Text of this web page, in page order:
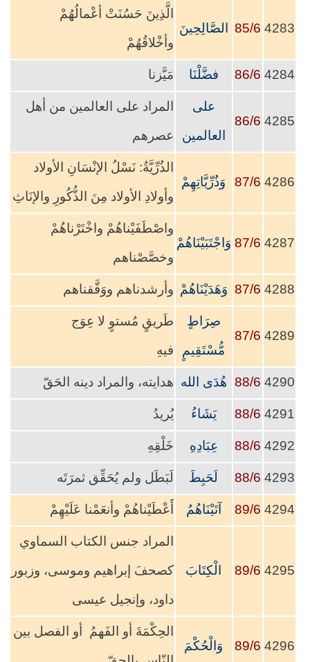
4283
85/6 الصَّالِحِينَ
الَّذِينَ حَسُنَتْ أعْمالُهُمْ
وأخْلاقُهُمْ
4284
86/6 فضَّلْنَا مَيَّزنا
4285
86/6
على
العالمين
المراد على العالمين من أهل
عصرهم
4286
87/6 وَذُرِّيَّاتِهِمْ
الذُرِّيَّةُ: نَسْلُ الإنْسَانِ الأولاد
وأولادِ الأولاد مِنَ الذُّكُورِ والإنَاثِ
4287
87/6 وَاجْتَبَيْنَاهُمْ
واصْطَفَيْناهُمْ واخْتَرْناهُمْ
وخصَّصْناهم
4288
87/6 وَهَدَيْنَاهُمْ وأرشدناهم ووَفَّقناهم
4289
87/6
صِرَاطٍ
مُّسْتَقِيمٍ
طَريقٍ مُستوٍ لا عِوَج
فيهِ
4290
88/6 هُدَى الله هدايته، والمراد دينه الحَقّ
4291
88/6 يَشَاءُ يُريدُ
4292
88/6 عِبَادِهِ خَلْقِهِ
4293
88/6 لَحَبِطَ لَبَطَل ولم يُحَقِّق ثمرَتَه
4294
89/6 آتَيْنَاهُمُ أَعْطَيْناهُمْ وأنعَمْنا عَلَيْهِمْ
4295
89/6 الْكِتَابَ
المراد جنس الكتاب السماوي
كصحفَ إبراهيم وموسى، وزبور
داود، وإنجيل عيسى
4296
89/6 وَالْحُكْمَ
الحِكْمَةَ أو الفَهمُ أو الفصل بين